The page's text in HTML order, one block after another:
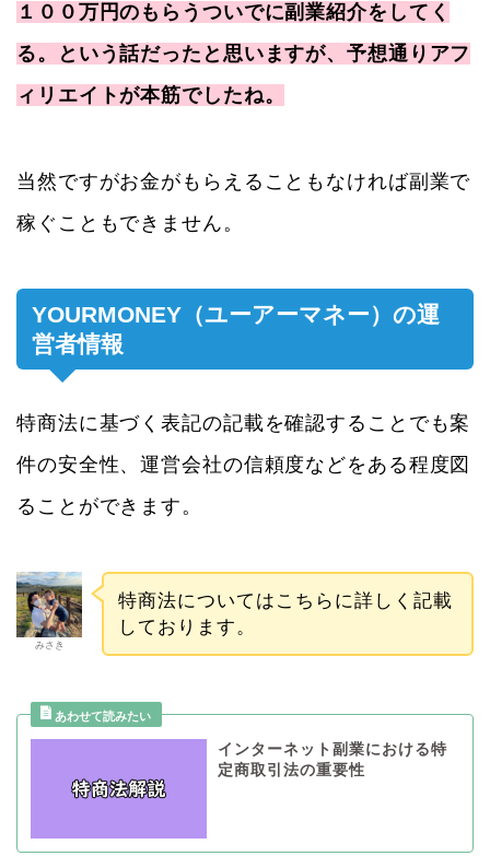
１００万円のもらうついでに副業紹介をしてく
る。という話だったと思いますが、予想通りアフ
ィリエイトが本筋でしたね。
当然ですがお金がもらえることもなければ副業で
稼ぐこともできません。
YOURMONEY（ユーアーマネー）の運
営者情報
特商法に基づく表記の記載を確認することでも案
件の安全性、運営会社の信頼度などをある程度図
ることができます。
みさき
特商法についてはこちらに詳しく記載
しております。
インターネット副業における特
定商取引法の重要性